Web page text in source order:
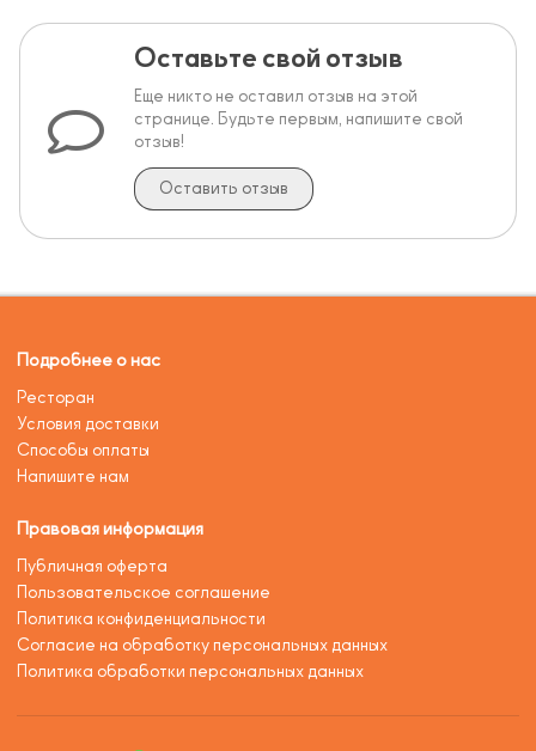
Оставьте свой отзыв
Еще никто не оставил отзыв на этой
странице. Будьте первым, напишите свой
отзыв!
Оставить отзыв
Подробнее о нас
Ресторан
Условия доставки
Способы оплаты
Напишите нам
Правовая информация
Публичная оферта
Пользовательское соглашение
Политика конфиденциальности
Согласие на обработку персональных данных
Политика обработки персональных данных